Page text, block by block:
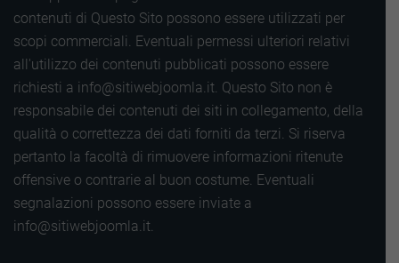
contenuti di Questo Sito possono essere utilizzati per
scopi commerciali. Eventuali permessi ulteriori relativi
all'utilizzo dei contenuti pubblicati possono essere
richiesti a info@sitiwebjoomla.it. Questo Sito non è
responsabile dei contenuti dei siti in collegamento, della
qualità o correttezza dei dati forniti da terzi. Si riserva
pertanto la facoltà di rimuovere informazioni ritenute
offensive o contrarie al buon costume. Eventuali
segnalazioni possono essere inviate a
info@sitiwebjoomla.it.